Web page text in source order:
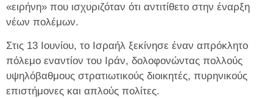
«ειρήνη» που ισχυριζόταν ότι αντιτίθετο στην έναρξη
νέων πολέμων.
Στις 13 Ιουνίου, το Ισραήλ ξεκίνησε έναν απρόκλητο
πόλεμο εναντίον του Ιράν, δολοφονώντας πολλούς
υψηλόβαθμους στρατιωτικούς διοικητές, πυρηνικούς
επιστήμονες και απλούς πολίτες.